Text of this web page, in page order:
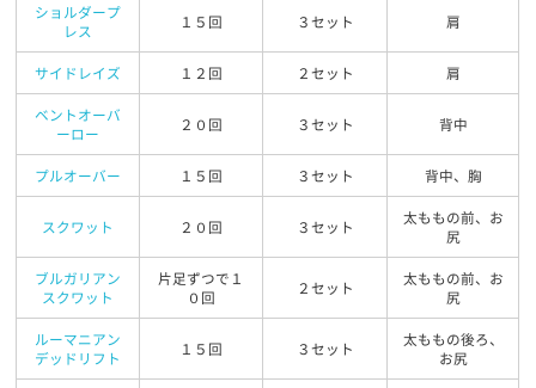
ショルダープ
レス
１５回 ３セット 肩
サイドレイズ １２回 ２セット
肩
ベントオーバ
ーロー
２０回 ３セット 背中
プルオーバー １５回 ３セット 背中、胸
スクワット ２０回 ３セット
太ももの前、お
尻
ブルガリアン
スクワット
片足ずつで１
０回
２セット
太ももの前、お
尻
ルーマニアン
デッドリフト
１５回 ３セット
太ももの後ろ、
お尻